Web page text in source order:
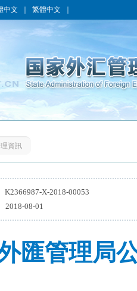
中文 繁體中文
資訊
K2366987-X-2018-00053
2018-08-01
匯管理局